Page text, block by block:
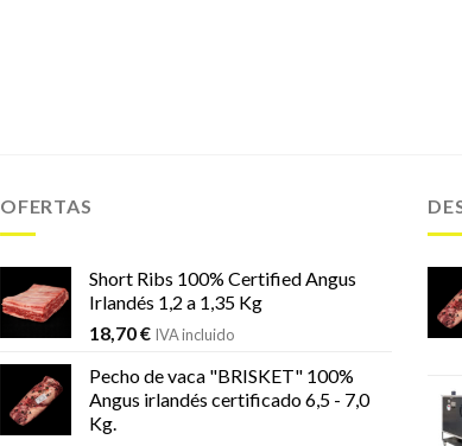
OFERTAS
Short Ribs 100% Certified Angus
Irlandés 1,2 a 1,35 Kg
18,70€ IVA incluido
Pecho de vaca "BRISKET" 100%
Angus irlandés certificado 6,5 - 7,0
Kg.